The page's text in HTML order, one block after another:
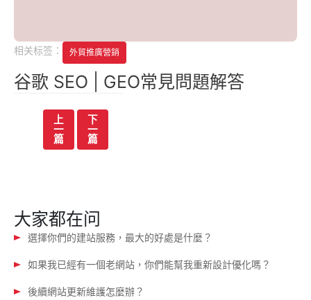
相关标签： 外貿推廣營銷
谷歌 SEO | GEO常見問題解答
上
一
篇
下
一
篇
大家都在问
選擇你們的建站服務，最大的好處是什麼？
如果我已經有一個老網站，你們能幫我重新設計優化嗎？
後續網站更新維護怎麼辦？